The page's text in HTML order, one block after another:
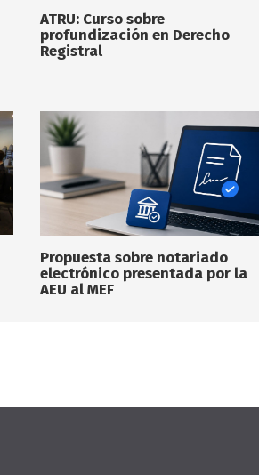
ATRU: Curso sobre
profundización en Derecho
Registral
Propuesta sobre notariado
electrónico presentada por la
AEU al MEF